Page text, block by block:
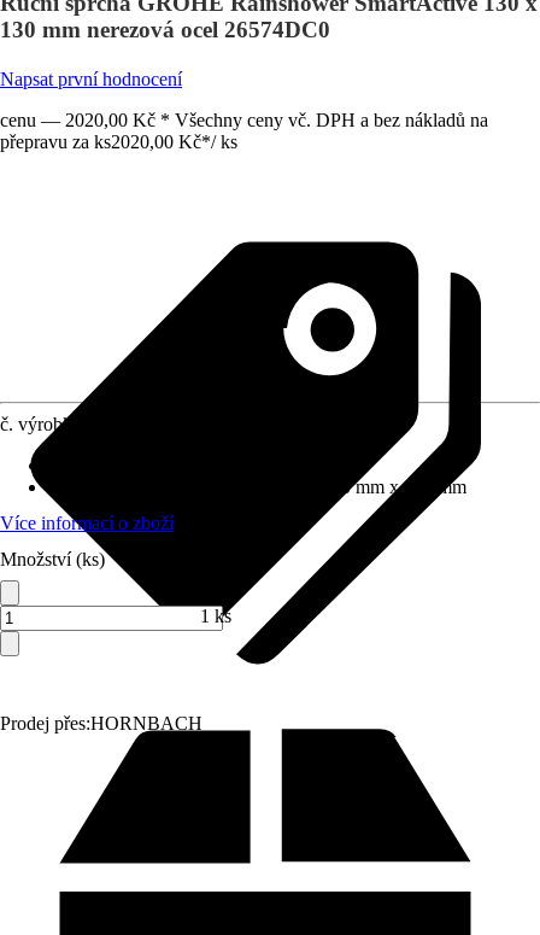
130 mm nerezová ocel 26574DC0
Napsat první hodnocení
cenu — 2020,00 Kč * Všechny ceny vč. DPH a bez nákladů na
přepravu za ks2020,00 Kč*/ ks
Prodej přes:HORNBACH
č. výrobku
130 mm x 130 mm
Více informací o zboží
Množství (ks)
1 ks